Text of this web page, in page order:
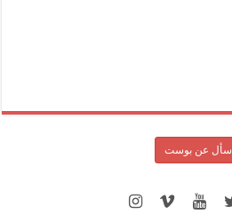
اسأل عن بوست